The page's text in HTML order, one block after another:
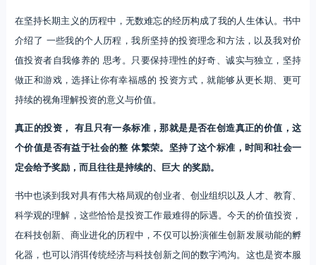
在坚持长期主义的历程中，无数难忘的经历构成了我的人生体认。书中
介绍了 一些我的个人历程，我所坚持的投资理念和方法，以及我对价
值投资者自我修养的 思考。只要保持理性的好奇、诚实与独立，坚持
做正和游戏，选择让你有幸福感的 投资方式，就能够从更长期、更可
持续的视角理解投资的意义与价值。
真正的投资， 有且只有一条标准，那就是是否在创造真正的价值，这
个价值是否有益于社会的整 体繁荣。坚持了这个标准，时间和社会一
定会给予奖励，而且往往是持续的、巨大 的奖励。
书中也谈到我对具有伟大格局观的创业者、创业组织以及人才、教育、
科学观的理解，这些恰恰是投资工作最难得的际遇。今天的价值投资，
在科技创新、商业进化的历程中，不仅可以扮演催生创新发展动能的孵
化器，也可以消弭传统经济与科技创新之间的数字鸿沟。这也是资本服